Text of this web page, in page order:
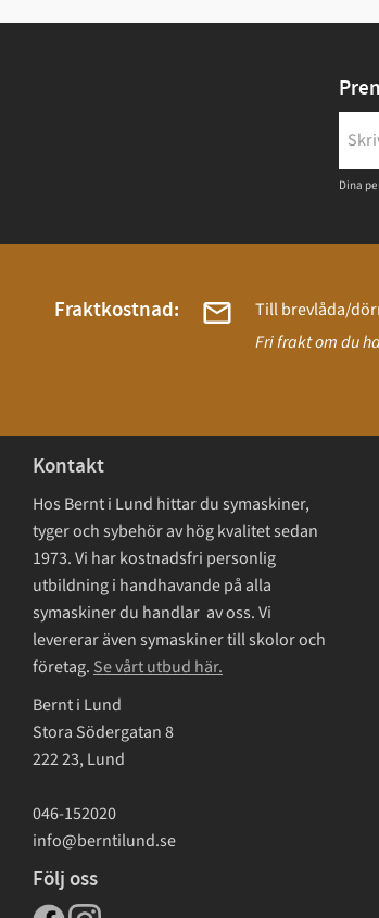
Dina
Fraktkostnad:
Till brevlåda/
Fri frakt om du
Kontakt
Hos Bernt i Lund hittar du symaskiner,
tyger och sybehör av hög kvalitet sedan
1973. Vi har kostnadsfri personlig
utbildning i handhavande på alla
symaskiner du handlar av oss. Vi
levererar även symaskiner till skolor och
företag. Se vårt utbud här.
Bernt i Lund
Stora Södergatan 8
222 23, Lund
046-152020
info@berntilund.se
Följ oss